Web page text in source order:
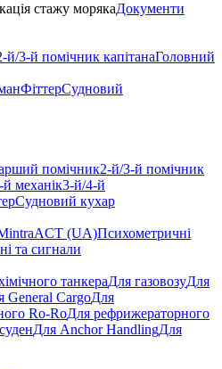
стажу морякаДокументи
й/3-й помічник капітанаГоловний
ФіттерСудновий
помічник2-й/3-й помічник
й механік3-й/4-й
Судновий кухар
ACT (UA)Психометричні
та сигнали
танкераДля газовозуДля
General CargoДля
Ro-RoДля рефрижераторного
Для Anchor HandlingДля